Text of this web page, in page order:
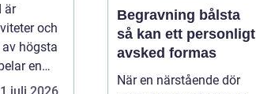
är
och
högsta
en
juli 2026
Begravning bålsta
så kan ett personligt
avsked formas
När en närstående dör